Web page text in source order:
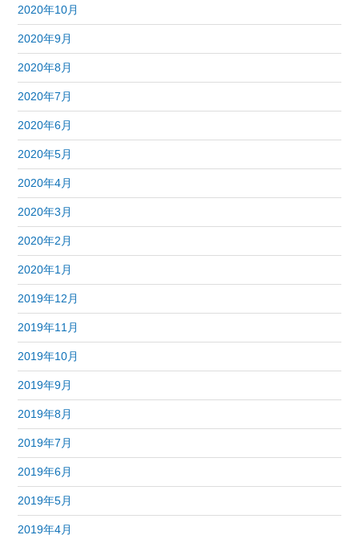
2020年10月
2020年9月
2020年8月
2020年7月
2020年6月
2020年5月
2020年4月
2020年3月
2020年2月
2020年1月
2019年12月
2019年11月
2019年10月
2019年9月
2019年8月
2019年7月
2019年6月
2019年5月
2019年4月